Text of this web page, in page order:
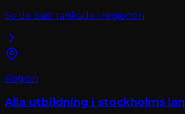
Se de bäst rankade i regionen
Region
Alla utbildning i stockholms lan